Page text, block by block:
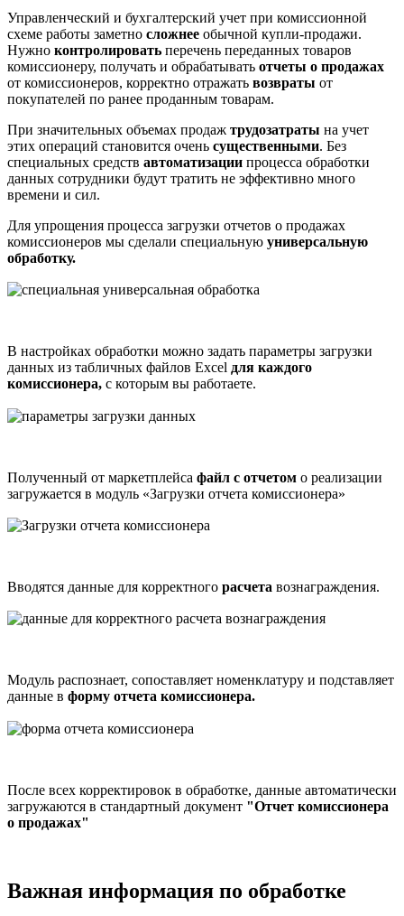
Управленческий и бухгалтерский учет при комиссионной
схеме работы заметно сложнее обычной купли-продажи.
Нужно контролировать перечень переданных товаров
комиссионеру, получать и обрабатывать отчеты о продажах
от комиссионеров, корректно отражать возвраты от
покупателей по ранее проданным товарам.
При значительных объемах продаж трудозатраты на учет
этих операций становится очень существенными. Без
специальных средств автоматизации процесса обработки
данных сотрудники будут тратить не эффективно много
времени и сил.
Для упрощения процесса загрузки отчетов о продажах
комиссионеров мы сделали специальную универсальную
обработку.
В настройках обработки можно задать параметры загрузки
данных из табличных файлов Excel для каждого
комиссионера, с которым вы работаете.
Полученный от маркетплейса файл с отчетом о реализации
загружается в модуль «Загрузки отчета комиссионера»
Вводятся данные для корректного расчета вознаграждения.
Модуль распознает, сопоставляет номенклатуру и подставляет
данные в форму отчета комиссионера.
После всех корректировок в обработке, данные автоматически
загружаются в стандартный документ "Отчет комиссионера
о продажах"
Важная информация по обработке